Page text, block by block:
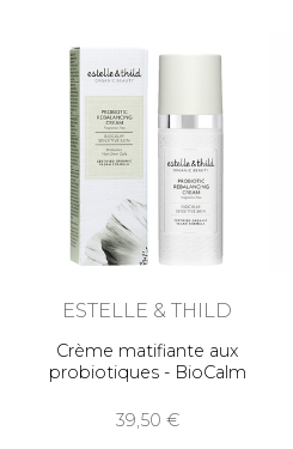
ESTELLE & THILD
Crème matifiante aux
probiotiques - BioCalm
39,50